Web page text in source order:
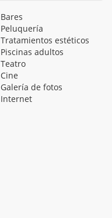
Bares
Peluquería
Tratamientos estéticos
Piscinas adultos
Teatro
Cine
Galería de fotos
Internet